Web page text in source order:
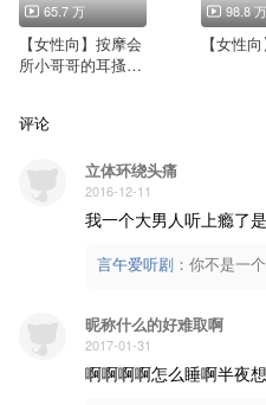
65.7 万
【女性向】按摩会
所小哥哥的耳搔服
98.8 万
【女性
评论
立体环绕头痛
2016-12-11
言午爱听剧 ： 你不是一
昵称什么的好难取啊
2017-01-31
啊啊啊啊怎么睡啊半夜